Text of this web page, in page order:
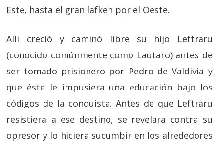
Este, hasta el gran lafken por el Oeste.
Allí creció y caminó libre su hijo Leftraru
(conocido comúnmente como Lautaro) antes de
ser tomado prisionero por Pedro de Valdivia y
que éste le impusiera una educación bajo los
códigos de la conquista. Antes de que Leftraru
resistiera a ese destino, se revelara contra su
opresor y lo hiciera sucumbir en los alrededores